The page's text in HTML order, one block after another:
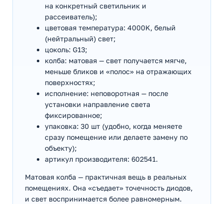
на конкретный светильник и
рассеиватель);
цветовая температура: 4000K, белый
(нейтральный) свет;
цоколь: G13;
колба: матовая — свет получается мягче,
меньше бликов и «полос» на отражающих
поверхностях;
исполнение: неповоротная — после
установки направление света
фиксированное;
упаковка: 30 шт (удобно, когда меняете
сразу помещение или делаете замену по
объекту);
артикул производителя: 602541.
Матовая колба — практичная вещь в реальных
помещениях. Она «съедает» точечность диодов,
и свет воспринимается более равномерным.